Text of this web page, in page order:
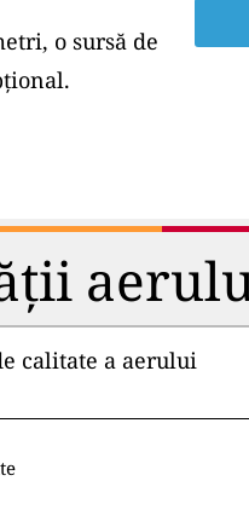
o sursă de
calitate a aerului